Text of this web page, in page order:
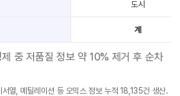
도시
계
중 저품질 정보 약 10% 제거 후 순차
열, 메틸레이션 등 오믹스 정보 누적 18,135건 생산․